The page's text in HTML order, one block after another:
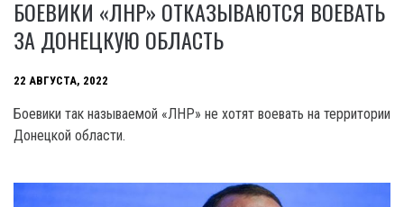
БОЕВИКИ «ЛНР» ОТКАЗЫВАЮТСЯ ВОЕВАТЬ
ЗА ДОНЕЦКУЮ ОБЛАСТЬ
22 АВГУСТА, 2022
Боевики так называемой «ЛНР» не хотят воевать на территории
Донецкой области.